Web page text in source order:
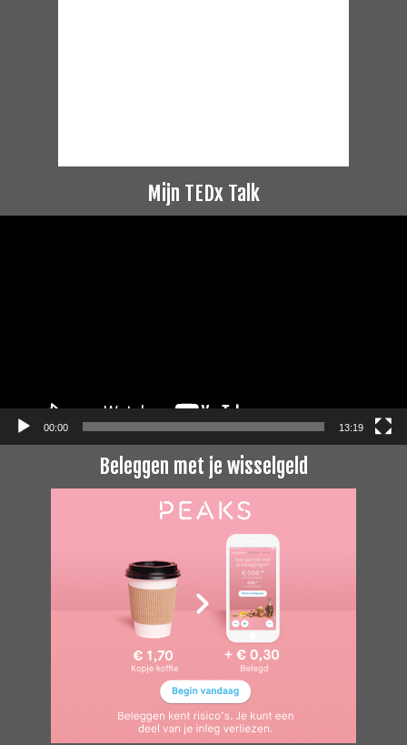
Mijn TEDx Talk
00:00 13:19
Beleggen met je wisselgeld